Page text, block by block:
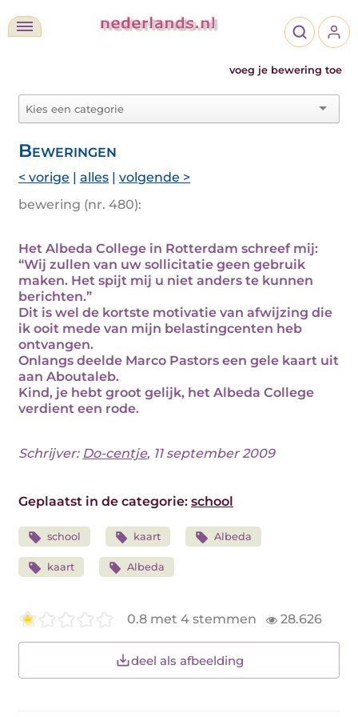
voeg je bewering toe
Beweringen
< vorige | alles | volgende >
bewering (nr. 480):
Het Albeda College in Rotterdam schreef mij:
“Wij zullen van uw sollicitatie geen gebruik
maken. Het spijt mij u niet anders te kunnen
berichten.”
Dit is wel de kortste motivatie van afwijzing die
ik ooit mede van mijn belastingcenten heb
ontvangen.
Onlangs deelde Marco Pastors een gele kaart uit
aan Aboutaleb.
Kind, je hebt groot gelijk, het Albeda College
verdient een rode.
Schrijver: Do-centje, 11 september 2009
Geplaatst in de categorie: school
school kaart Albeda
kaart Albeda
0.8 met 4 stemmen 28.626
deel als afbeelding